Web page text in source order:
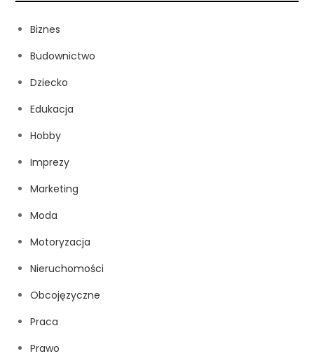
Biznes
Budownictwo
Dziecko
Edukacja
Hobby
Imprezy
Marketing
Moda
Motoryzacja
Nieruchomości
Obcojęzyczne
Praca
Prawo